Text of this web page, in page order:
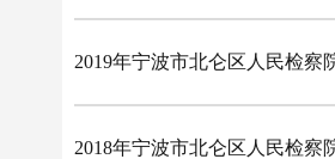
2019年宁波市北仑区人民检察
2018年宁波市北仑区人民检察